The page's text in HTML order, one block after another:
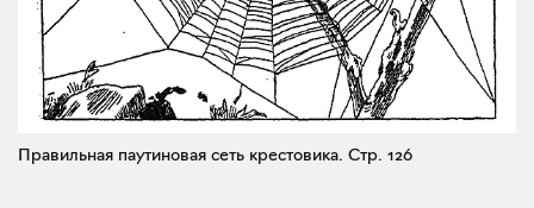
Правильная паутиновая сеть крестовика. Стр. 126